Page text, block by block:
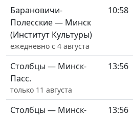
Барановичи-
Полесские — Минск
(Институт Культуры)
ежедневно с 4 августа
10:58
Столбцы — Минск-
Пасс.
только 11 августа
13:56
Столбцы — Минск-
13:56